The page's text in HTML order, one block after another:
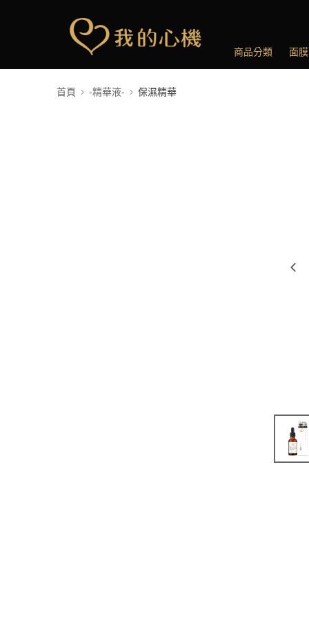
商品分類 面膜
首頁 -精華液- 保濕精華